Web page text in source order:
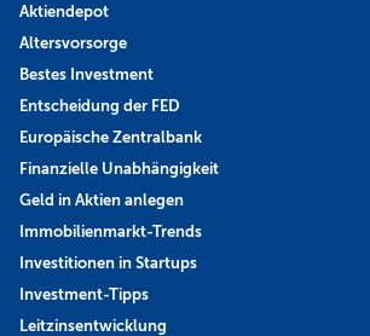
Aktiendepot
Altersvorsorge
Bestes Investment
Entscheidung der FED
Europäische Zentralbank
Finanzielle Unabhängigkeit
Geld in Aktien anlegen
Immobilienmarkt-Trends
Investitionen in Startups
Investment-Tipps
Leitzinsentwicklung